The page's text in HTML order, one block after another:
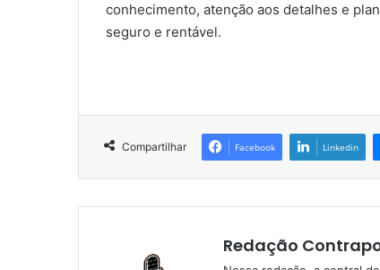
conhecimento, atenção aos detalhes e
seguro e rentável.
Compartilhar Facebook Linkedin
Redação